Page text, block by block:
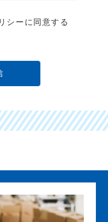
シーに同意する